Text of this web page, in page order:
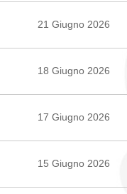
21 Giugno 2026
18 Giugno 2026
17 Giugno 2026
15 Giugno 2026